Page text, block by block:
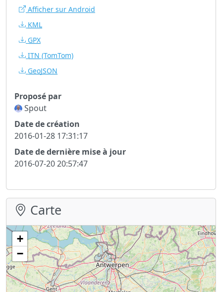
Afficher sur Android
KML
GPX
ITN (TomTom)
GeoJSON
Proposé par
Spout
Date de création
2016-01-28 17:31:17
Date de dernière mise à jour
2016-07-20 20:57:47
Carte
+
−